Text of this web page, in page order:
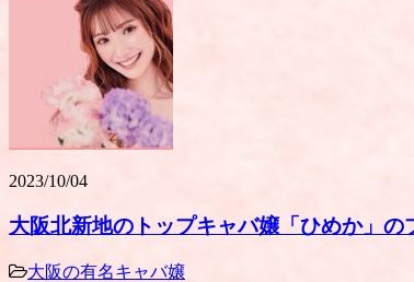
2023/10/04
大阪北新地のトップキャバ嬢「ひめか」の
大阪の有名キャバ嬢